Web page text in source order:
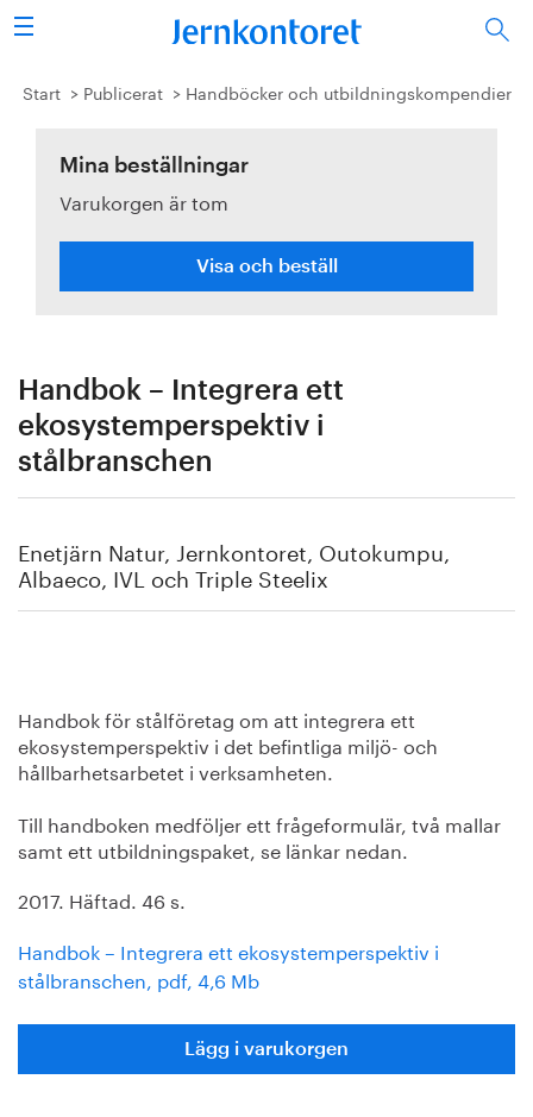
Sök
Stålindustrin
Vision 2050
Forskning/utbildning
Publicerat
Bildbank
Om oss
Start Publicerat Handböcker och utbildningskompendier
Mina beställningar
Varukorgen är tom
Visa och beställ
Handbok – Integrera ett
ekosystemperspektiv i
stålbranschen
Enetjärn Natur, Jernkontoret, Outokumpu,
Albaeco, IVL och Triple Steelix
Handbok för stålföretag om att integrera ett
ekosystemperspektiv i det befintliga miljö- och
hållbarhetsarbetet i verksamheten.
Till handboken medföljer ett frågeformulär, två mallar
samt ett utbildningspaket, se länkar nedan.
2017. Häftad. 46 s.
Handbok – Integrera ett ekosystemperspektiv i
stålbranschen, pdf, 4,6 Mb
Lägg i varukorgen